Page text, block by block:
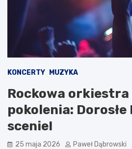
KONCERTY MUZYKA
Rockowa orkiestra
pokolenia: Dorosłe
scenie!
25 maja 2026 Paweł Dąbrowski